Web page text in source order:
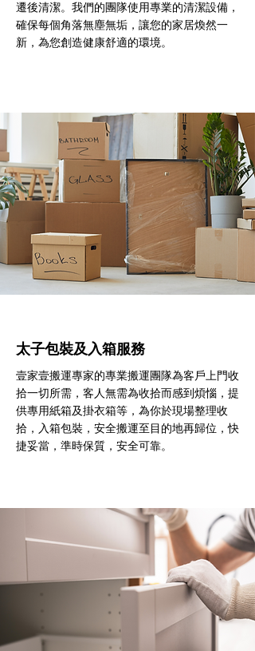
遷後清潔。我們的團隊使用專業的清潔設備，
確保每個角落無塵無垢，讓您的家居煥然一
新，為您創造健康舒適的環境。
太子包裝及入箱服務
壹家壹搬運專家的專業搬運團隊為客戶上門收
拾一切所需，客人無需為收拾而感到煩惱，提
供專用紙箱及掛衣箱等，為你於現場整理收
拾，入箱包裝，安全搬運至目的地再歸位，快
捷妥當，準時保質，安全可靠。